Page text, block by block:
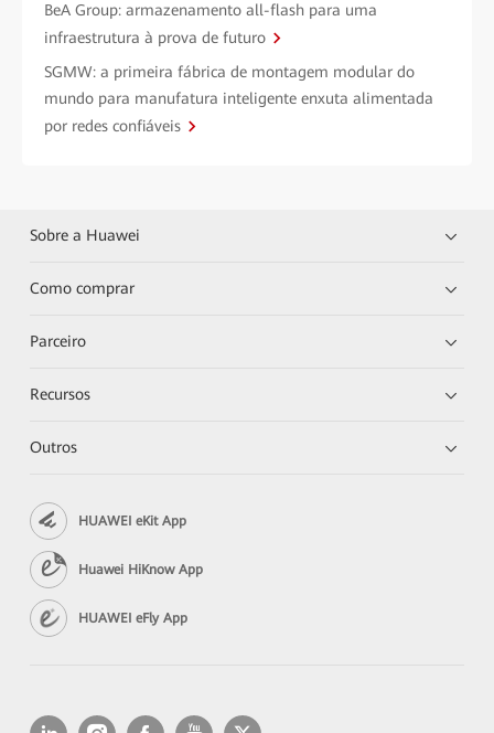
BeA Group: armazenamento all-flash para uma
infraestrutura à prova de futuro
SGMW: a primeira fábrica de montagem modular do
mundo para manufatura inteligente enxuta alimentada
por redes confiáveis
Sobre a Huawei
Como comprar
Parceiro
Recursos
Outros
HUAWEI eKit App
Huawei HiKnow App
HUAWEI eFly App